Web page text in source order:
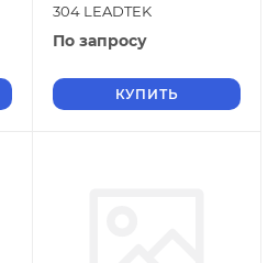
304 LEADTEK
По запросу
КУПИТЬ